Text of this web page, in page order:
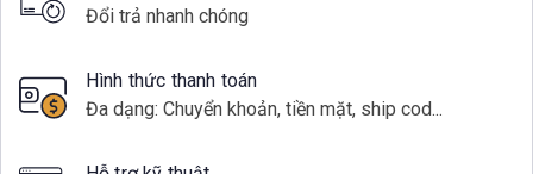
Đổi trả nhanh chóng
Hình thức thanh toán
Đa dạng: Chuyển khoản, tiền mặt, ship cod...